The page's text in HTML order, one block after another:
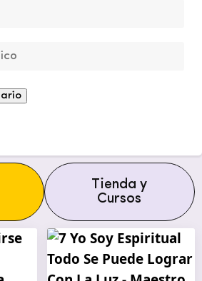
Tienda y
Cursos